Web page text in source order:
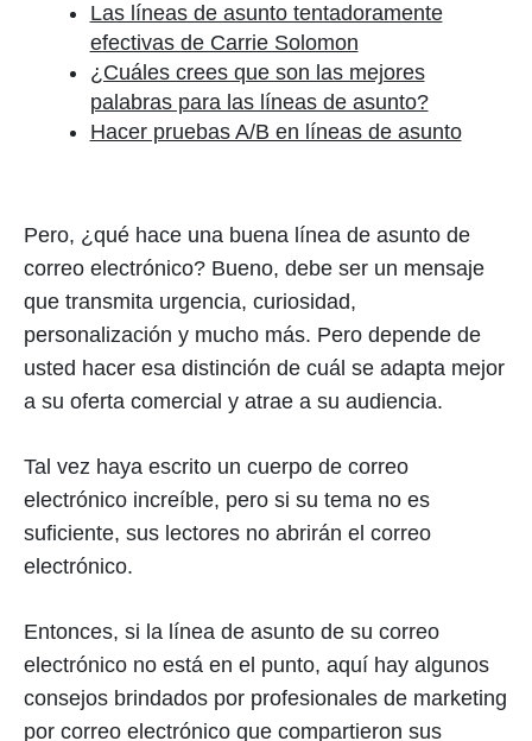
Las líneas de asunto tentadoramente
efectivas de Carrie Solomon
¿Cuáles crees que son las mejores
palabras para las líneas de asunto?
Hacer pruebas A/B en líneas de asunto
Pero, ¿qué hace una buena línea de asunto de
correo electrónico? Bueno, debe ser un mensaje
que transmita urgencia, curiosidad,
personalización y mucho más. Pero depende de
usted hacer esa distinción de cuál se adapta mejor
a su oferta comercial y atrae a su audiencia.
Tal vez haya escrito un cuerpo de correo
electrónico increíble, pero si su tema no es
suficiente, sus lectores no abrirán el correo
electrónico.
Entonces, si la línea de asunto de su correo
electrónico no está en el punto, aquí hay algunos
consejos brindados por profesionales de marketing
por correo electrónico que compartieron sus